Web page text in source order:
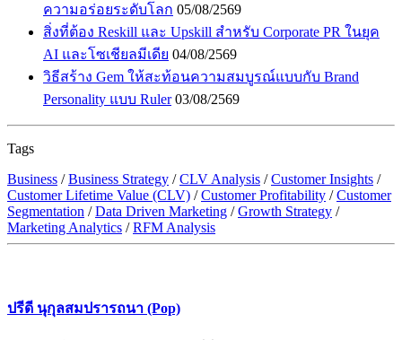
ความอร่อยระดับโลก 05/08/2569
สิ่งที่ต้อง Reskill และ Upskill สำหรับ Corporate PR ในยุค
AI และโซเชียลมีเดีย 04/08/2569
วิธีสร้าง Gem ให้สะท้อนความสมบูรณ์แบบกับ Brand
Personality แบบ Ruler 03/08/2569
Tags
Business /Business Strategy /CLV Analysis /Customer Insights /
Customer Lifetime Value (CLV) /Customer Profitability /Customer
Segmentation /Data Driven Marketing /Growth Strategy /
Marketing Analytics /RFM Analysis
ปรีดี นุกุลสมปรารถนา (Pop)